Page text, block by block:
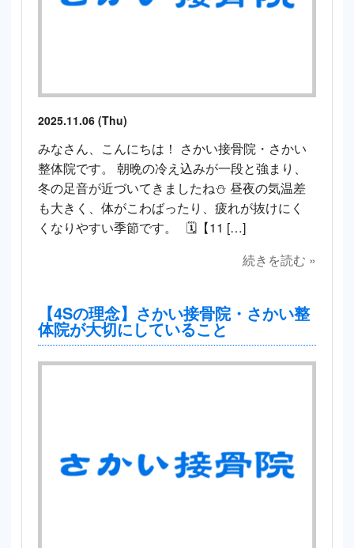
2025.11.06 (Thu)
みなさん、こんにちは！ さかい接骨院・さかい
整体院です。 朝晩の冷え込みが一段と強まり、
冬の足音が近づいてきましたね⛄ 昼夜の気温差
も大きく、体がこわばったり、疲れが抜けにく
くなりやすい季節です。 🗓【11 […]
続きを読む »
【4Sの理念】さかい接骨院・さかい整
体院が大切にしていること